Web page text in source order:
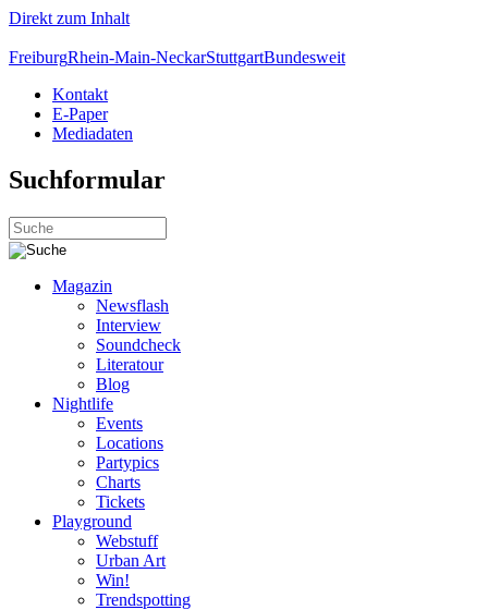
Direkt zum Inhalt
FreiburgRhein-Main-NeckarStuttgartBundesweit
Kontakt
E-Paper
Mediadaten
Suchformular
Magazin
Newsflash
Interview
Soundcheck
Literatour
Blog
Nightlife
Events
Locations
Partypics
Charts
Tickets
Playground
Webstuff
Urban Art
Win!
Trendspotting